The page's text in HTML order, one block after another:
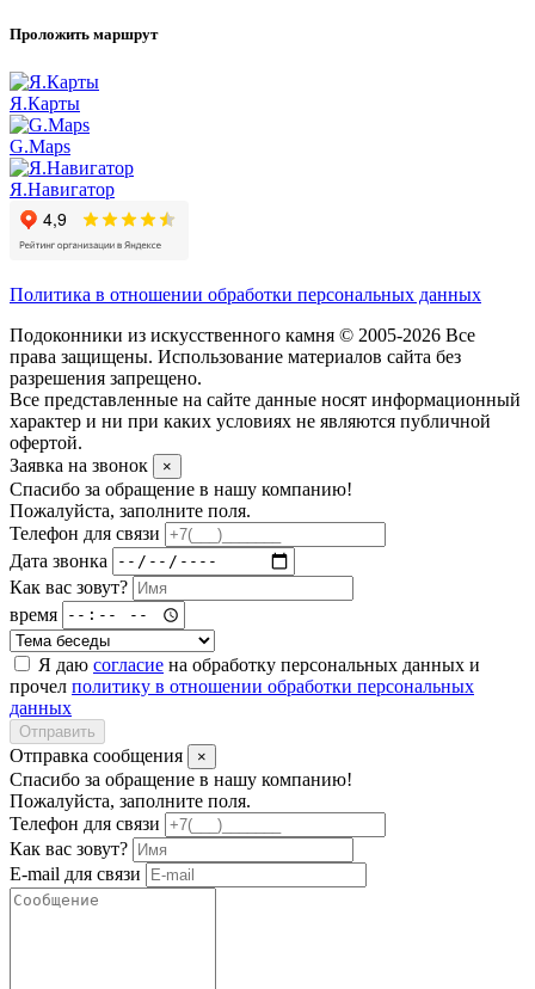
Проложить маршрут
Я.Карты
G.Maps
Я.Навигатор
Политика в отношении обработки персональных данных
Подоконники из искусственного камня © 2005-2026 Все
права защищены. Использование материалов сайта без
разрешения запрещено.
Все представленные на сайте данные носят информационный
характер и ни при каких условиях не являются публичной
офертой.
Заявка на звонок
×
Спасибо за обращение в нашу компанию!
Пожалуйста, заполните поля.
Телефон для связи
Дата звонка
Как вас зовут?
время
Я даю согласие на обработку персональных данных и
прочел политику в отношении обработки персональных
данных
Отправить
Отправка сообщения ×
Спасибо за обращение в нашу компанию!
Пожалуйста, заполните поля.
Телефон для связи
Как вас зовут?
E-mail для связи